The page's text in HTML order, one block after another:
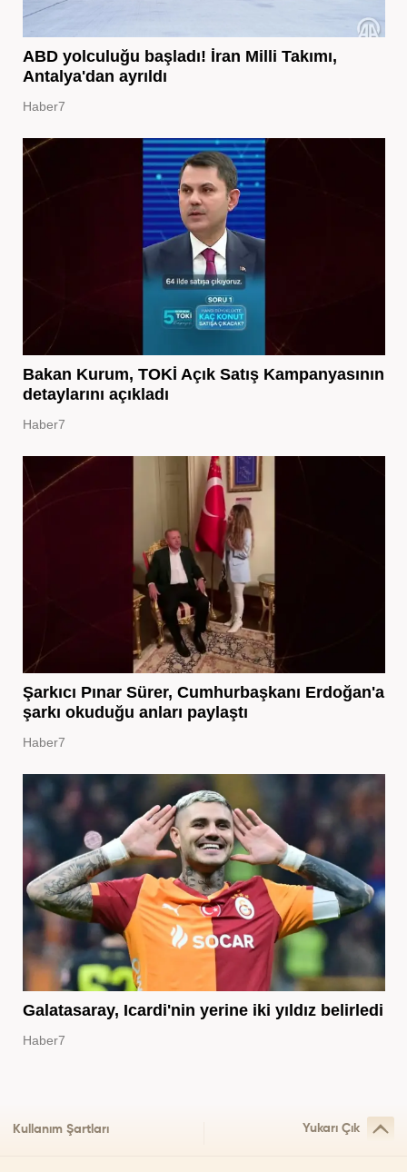
ABD yolculuğu başladı! İran Milli Takımı,
Antalya'dan ayrıldı
Haber7
Bakan Kurum, TOKİ Açık Satış Kampanyasının
detaylarını açıkladı
Haber7
Şarkıcı Pınar Sürer, Cumhurbaşkanı Erdoğan'a
şarkı okuduğu anları paylaştı
Haber7
Galatasaray, Icardi'nin yerine iki yıldız belirledi
Haber7
Kullanım Şartları Yukarı Çık